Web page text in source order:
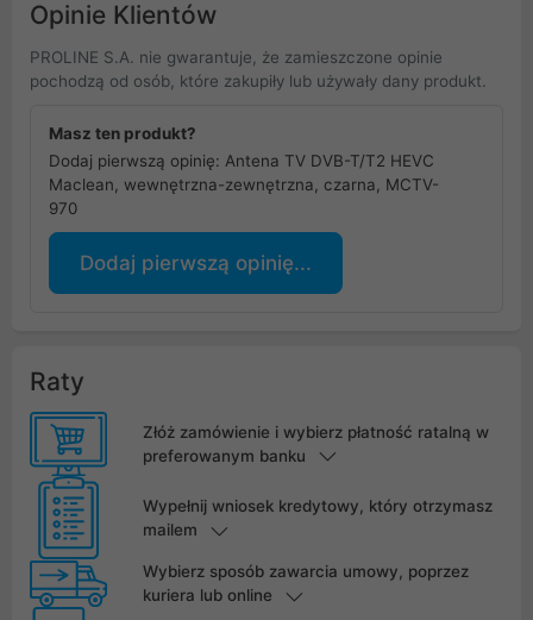
Opinie Klientów
PROLINE S.A. nie gwarantuje, że zamieszczone opinie
pochodzą od osób, które zakupiły lub używały dany produkt.
Masz ten produkt?
Dodaj pierwszą opinię: Antena TV DVB-T/T2 HEVC
Maclean, wewnętrzna-zewnętrzna, czarna, MCTV-
970
Dodaj pierwszą opinię...
Raty
Złóż zamówienie i wybierz płatność ratalną w
preferowanym banku
Wypełnij wniosek kredytowy, który otrzymasz
mailem
Wybierz sposób zawarcia umowy, poprzez
kuriera lub online